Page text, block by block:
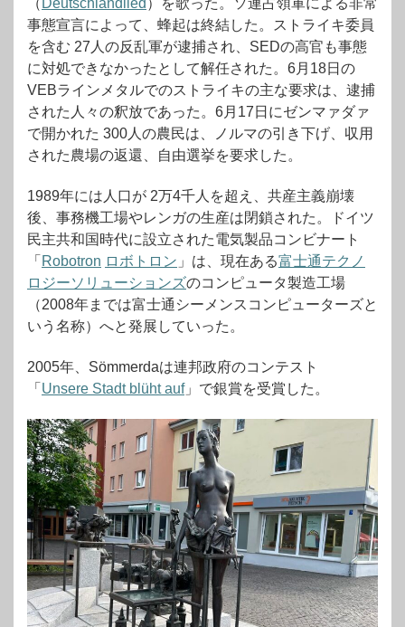
事態宣言によって、蜂起は終結した。ストライキ委員
を含む 27人の反乱軍が逮捕され、SEDの高官も事態
に対処できなかったとして解任された。6月18日の
VEBラインメタルでのストライキの主な要求は、逮捕
された人々の釈放であった。6月17日にゼンマァダァ
で開かれた 300人の農民は、ノルマの引き下げ、収用
された農場の返還、自由選挙を要求した。
1989年には人口が 2万4千人を超え、共産主義崩壊
後、事務機工場やレンガの生産は閉鎖された。ドイツ
民主共和国時代に設立された電気製品コンビナート
「 Robotron ロボトロン 」は、現在ある富士通テクノ
ロジーソリューションズのコンピュータ製造工場
（2008年までは富士通シーメンスコンピューターズと
いう名称）へと発展していった。
2005年、Sömmerdaは連邦政府のコンテスト
「 Unsere Stadt blüht auf」で銀賞を受賞した。